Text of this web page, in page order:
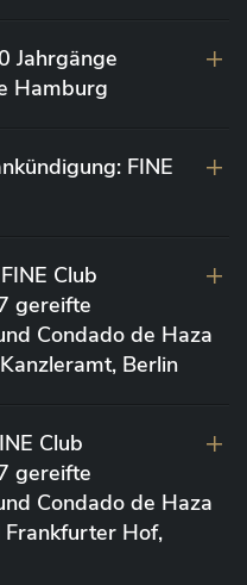
Jahrgänge
Hamburg
FINE
Club
gereifte
Condado de Haza
Berlin
Club
gereifte
Condado de Haza
Frankfurter Hof,